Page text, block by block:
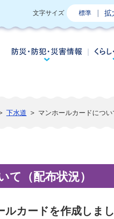
文字サイズ 標準 拡
防災・
下水道 > マンホールカードについ
て（配布状況）
カードを作成しまし